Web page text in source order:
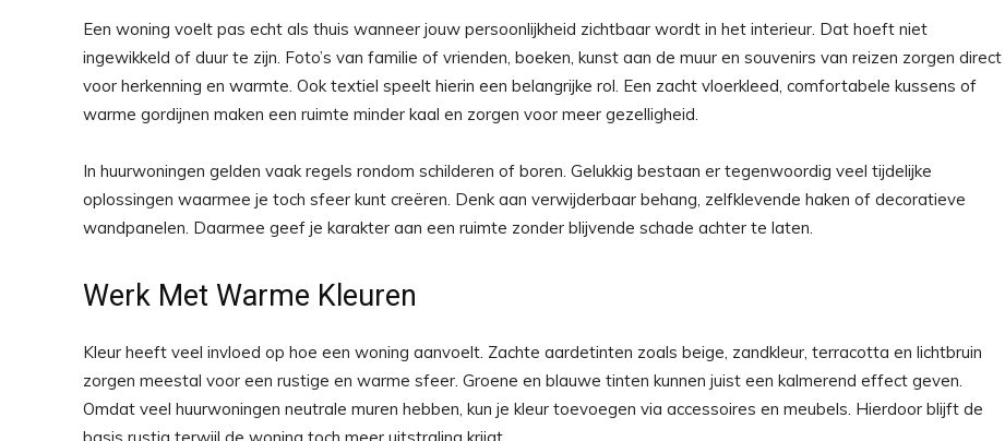
Een woning voelt pas echt als thuis wanneer jouw persoonlijkheid zichtbaar wordt in het interieur. Dat hoeft niet
ingewikkeld of duur te zijn. Foto’s van familie of vrienden, boeken, kunst aan de muur en souvenirs van reizen zorgen direct
voor herkenning en warmte. Ook textiel speelt hierin een belangrijke rol. Een zacht vloerkleed, comfortabele kussens of
warme gordijnen maken een ruimte minder kaal en zorgen voor meer gezelligheid.
In huurwoningen gelden vaak regels rondom schilderen of boren. Gelukkig bestaan er tegenwoordig veel tijdelijke
oplossingen waarmee je toch sfeer kunt creëren. Denk aan verwijderbaar behang, zelfklevende haken of decoratieve
wandpanelen. Daarmee geef je karakter aan een ruimte zonder blijvende schade achter te laten.
Werk Met Warme Kleuren
Kleur heeft veel invloed op hoe een woning aanvoelt. Zachte aardetinten zoals beige, zandkleur, terracotta en lichtbruin
zorgen meestal voor een rustige en warme sfeer. Groene en blauwe tinten kunnen juist een kalmerend effect geven.
Omdat veel huurwoningen neutrale muren hebben, kun je kleur toevoegen via accessoires en meubels. Hierdoor blijft de